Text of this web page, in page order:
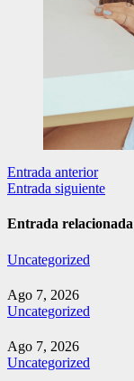
Navegación
de
entradas
Entrada anterior
Entrada siguiente
Entrada relacionada
Uncategorized
Ago 7, 2026
Uncategorized
Ago 7, 2026
Uncategorized